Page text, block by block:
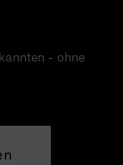
- ohne